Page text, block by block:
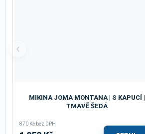
‹
MIKINA JOMA MONTANA | S KAPUCÍ |
TMAVĚ ŠEDÁ
870 Kč bez DPH